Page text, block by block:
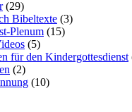
(29)
Bibeltexte (3)
Plenum (15)
(5)
für den Kindergottesdienst
(2)
(10)